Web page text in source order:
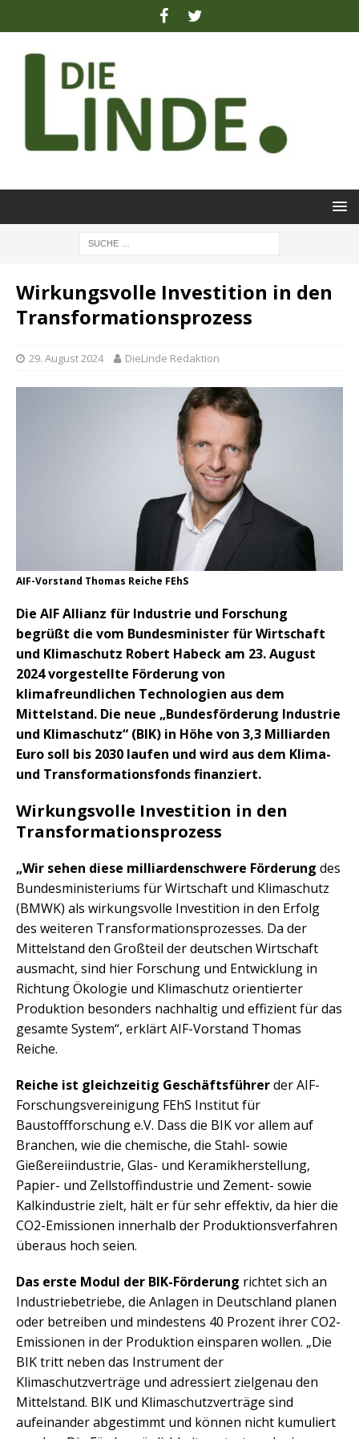
Wirkungsvolle Investition in den
Transformationsprozess
29. August 2024 DieLinde Redaktion
AIF-Vorstand Thomas Reiche FEhS
Die AIF Allianz für Industrie und Forschung
begrüßt die vom Bundesminister für Wirtschaft
und Klimaschutz Robert Habeck am 23. August
2024 vorgestellte Förderung von
klimafreundlichen Technologien aus dem
Mittelstand. Die neue „Bundesförderung Industrie
und Klimaschutz“ (BIK) in Höhe von 3,3 Milliarden
Euro soll bis 2030 laufen und wird aus dem Klima-
und Transformationsfonds finanziert.
Wirkungsvolle Investition in den
Transformationsprozess
„Wir sehen diese milliardenschwere Förderung des
Bundesministeriums für Wirtschaft und Klimaschutz
(BMWK) als wirkungsvolle Investition in den Erfolg
des weiteren Transformationsprozesses. Da der
Mittelstand den Großteil der deutschen Wirtschaft
ausmacht, sind hier Forschung und Entwicklung in
Richtung Ökologie und Klimaschutz orientierter
Produktion besonders nachhaltig und effizient für das
gesamte System“, erklärt AIF-Vorstand Thomas
Reiche.
Reiche ist gleichzeitig Geschäftsführerder AIF-
Forschungsvereinigung FEhS Institut für
Baustoffforschung e.V. Dass die BIK vor allem auf
Branchen, wie die chemische, die Stahl- sowie
Gießereiindustrie, Glas- und Keramikherstellung,
Papier- und Zellstoffindustrie und Zement- sowie
Kalkindustrie zielt, hält er für sehr effektiv, da hier die
CO2-Emissionen innerhalb der Produktionsverfahren
überaus hoch seien.
Das erste Modul der BIK-Förderung richtet sich an
Industriebetriebe, die Anlagen in Deutschland planen
oder betreiben und mindestens 40 Prozent ihrer CO2-
Emissionen in der Produktion einsparen wollen. „Die
BIK tritt neben das Instrument der
Klimaschutzverträge und adressiert zielgenau den
Mittelstand. BIK und Klimaschutzverträge sind
aufeinander abgestimmt und können nicht kumuliert